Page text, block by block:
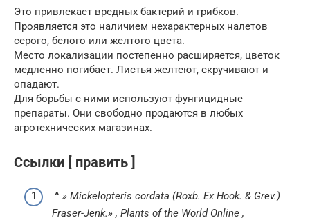
Это привлекает вредных бактерий и грибков.
Проявляется это наличием нехарактерных налетов
серого, белого или желтого цвета.
Место локализации постепенно расширяется, цветок
медленно погибает. Листья желтеют, скручивают и
опадают.
Для борьбы с ними используют фунгицидные
препараты. Они свободно продаются в любых
агротехнических магазинах.
Ссылки [ править ]
^ » Mickelopteris cordata (Roxb. Ex Hook. & Grev.)
Fraser-Jenk.» , Plants of the World Online ,